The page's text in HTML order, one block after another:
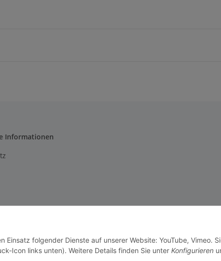
Informationen
Einsatz folgender Dienste auf unserer Website: YouTube, Vimeo.
Icon links unten). Weitere Details finden Sie unter Konfigurieren